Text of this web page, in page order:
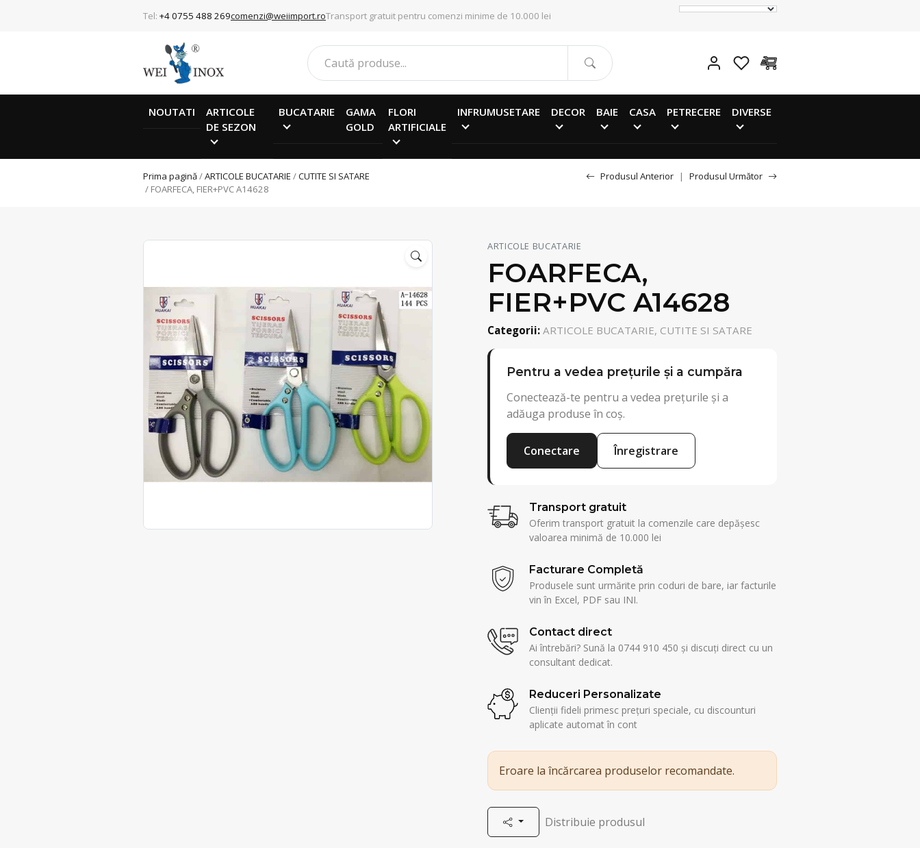
Tel: +4 0755 488 269comenzi@weiimport.roTransport gratuit pentru comenzi minime de 10.000 lei
NOUTATI
ARTICOLE
DE SEZON
BUCATARIE
GAMA
GOLD
FLORI
ARTIFICIALE
INFRUMUSETARE DECOR BAIE CASA PETRECERE DIVERSE
Prima pagină/ARTICOLE BUCATARIE /CUTITE SI SATARE
/ FOARFECA, FIER+PVC A14628
Produsul Anterior | Produsul Următor
ARTICOLE BUCATARIE
FOARFECA,
FIER+PVC A14628
Categorii: ARTICOLE BUCATARIE, CUTITE SI SATARE
Pentru a vedea prețurile și a cumpăra
Conectează-te pentru a vedea prețurile și a
adăuga produse în coș.
Conectare Înregistrare
Transport gratuit
Oferim transport gratuit la comenzile care depășesc
valoarea minimă de 10.000 lei
Facturare Completă
Produsele sunt urmărite prin coduri de bare, iar facturile
vin în Excel, PDF sau INI.
Contact direct
Ai întrebări? Sună la 0744 910 450 și discuți direct cu un
consultant dedicat.
Reduceri Personalizate
Clienții fideli primesc prețuri speciale, cu discounturi
aplicate automat în cont
Eroare la încărcarea produselor recomandate.
Distribuie produsul